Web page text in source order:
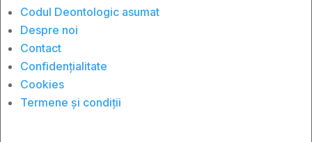
Codul Deontologic asumat
Despre noi
Contact
Confidențialitate
Cookies
Termene și condiții